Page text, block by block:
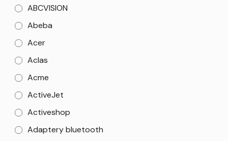
ABCVISION
Abeba
Acer
Aclas
Acme
ActiveJet
Activeshop
Adaptery bluetooth